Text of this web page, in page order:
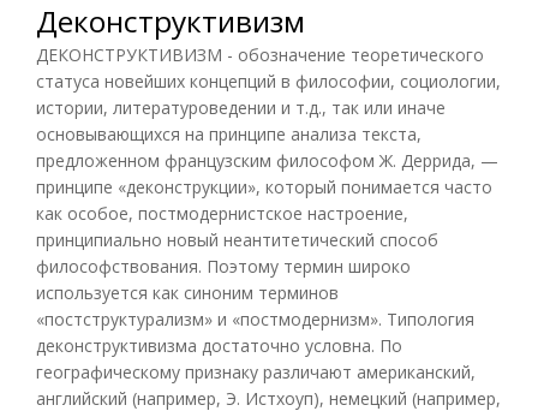
Деконструктивизм
ДЕКОНСТРУКТИВИЗМ - обозначение теоретического
статуса новейших концепций в философии, социологии,
истории, литературоведении и т.д., так или иначе
основывающихся на принципе анализа текста,
предложенном французским философом Ж. Деррида, —
принципе «деконструкции», который понимается часто
как особое, постмодернистское настроение,
принципиально новый неантитетический способ
философствования. Поэтому термин широко
используется как синоним терминов
«постструктурализм» и «постмодернизм». Типология
деконструктивизма достаточно условна. По
географическому признаку различают американский,
английский (например, Э. Истхоуп), немецкий (например,